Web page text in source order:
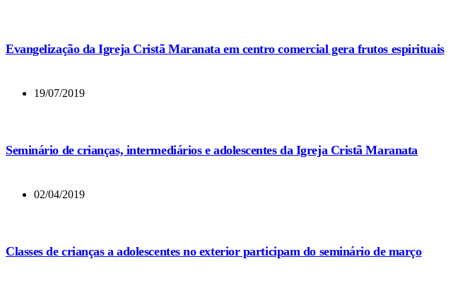
Evangelização da Igreja Cristã Maranata em centro comercial gera frutos espirituais
19/07/2019
Seminário de crianças, intermediários e adolescentes da Igreja Cristã Maranata
02/04/2019
Classes de crianças a adolescentes no exterior participam do seminário de março